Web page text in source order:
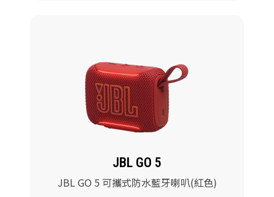
JBL GO 5
JBL GO 5 可攜式防水藍牙喇叭(紅色)